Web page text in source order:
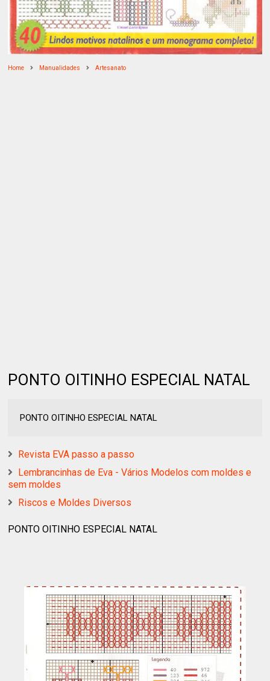
Home Manualidades Artesanato
PONTO OITINHO ESPECIAL NATAL
PONTO OITINHO ESPECIAL NATAL
Revista EVA passo a passo
Lembrancinhas de Eva - Vários Modelos com moldes e
sem moldes
Riscos e Moldes Diversos
PONTO OITINHO ESPECIAL NATAL